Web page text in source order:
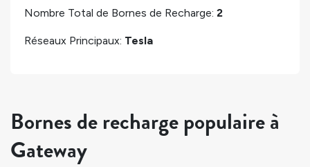
Nombre Total de Bornes de Recharge: 2
Réseaux Principaux: Tesla
Bornes de recharge populaire à
Gateway